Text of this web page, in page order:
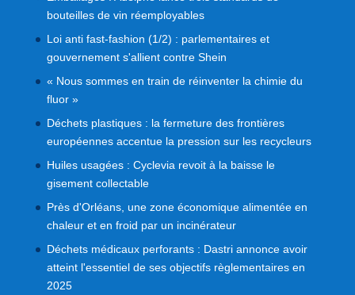
bouteilles de vin réemployables
Loi anti fast-fashion (1/2) : parlementaires et
gouvernement s'allient contre Shein
« Nous sommes en train de réinventer la chimie du
fluor »
Déchets plastiques : la fermeture des frontières
européennes accentue la pression sur les recycleurs
Huiles usagées : Cyclevia revoit à la baisse le
gisement collectable
Près d'Orléans, une zone économique alimentée en
chaleur et en froid par un incinérateur
Déchets médicaux perforants : Dastri annonce avoir
atteint l'essentiel de ses objectifs règlementaires en
2025